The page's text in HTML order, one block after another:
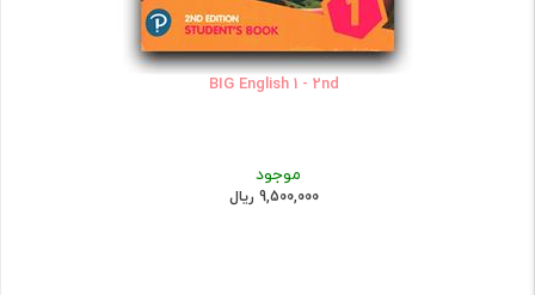
BIG English 1 - 2nd
موجود
9,500,000 ریال